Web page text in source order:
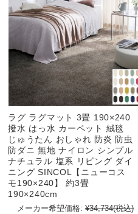
ラグ ラグマット 3畳 190×240
撥水 はっ水 カーペット 絨毯
じゅうたん おしゃれ 防炎 防虫
防ダニ 無地 ナイロン シンプル
ナチュラル 塩系 リビング ダイ
ニング SINCOL【ニューコス
モ190×240】 約3畳
190×240cm
メーカー希望価格: ¥34,734(税込)